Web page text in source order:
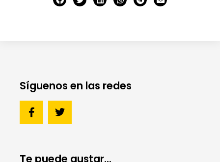
Síguenos en las redes
Te puede gustar...